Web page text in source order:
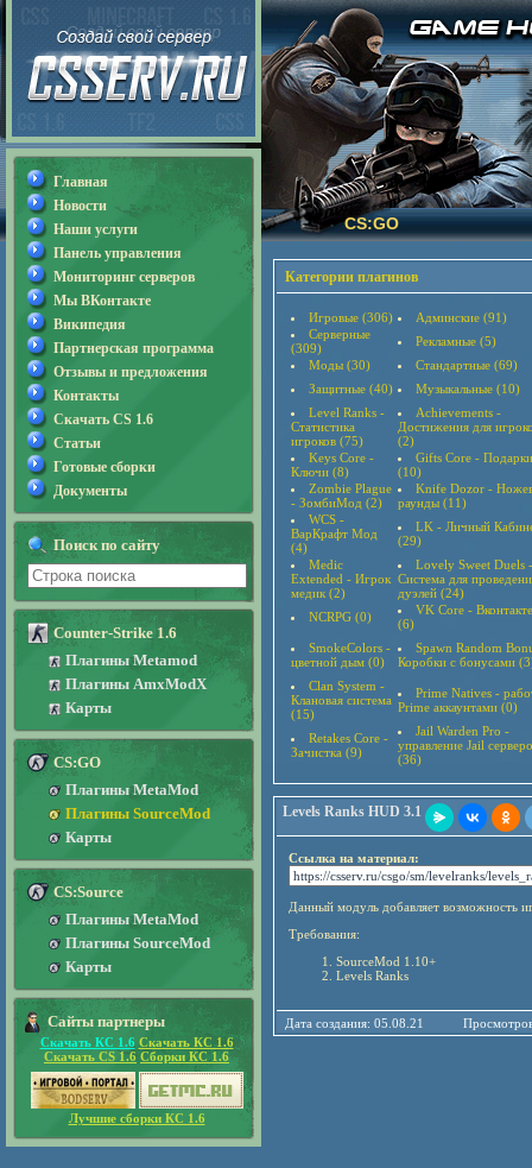
CS:GO
Категории плагинов
Игровые (306)
Админские (91)
Серверные
(309)
Рекламные (5)
Моды (30)
Стандартные (69)
Защитные (40)
Музыкальные (10)
Level Ranks -
Статистика
игроков (75)
Achievements -
Достижения для
(2)
Keys Core -
Ключи (8)
Gifts Core - Подарки
(10)
Zombie Plague
- ЗомбиМод (2)
Knife Dozor -
раунды (11)
WCS -
ВарКрафт Мод
(4)
LK - Личный
(29)
Medic
Extended - Игрок
медик (2)
Lovely Sweet Duels -
Система для
дуэлей (24)
NCRPG (0)
VK Core - Вконтакте
(6)
SmokeColors -
цветной дым (0)
Spawn Random
Коробки с бонусами
Clan System -
Клановая система
(15)
Prime Natives -
Prime аккаунтами (0)
Retakes Core -
Зачистка (9)
Jail Warden Pro -
управление Jail
(36)
Levels Ranks HUD 3.1
Ссылка на материал:
Данный модуль добавляет возможность
Требования:
SourceMod 1.10+
Levels Ranks
Дата создания: 05.08.21
Главная
Новости
Наши услуги
Панель управления
Мониторинг серверов
Мы ВКонтакте
Википедия
Партнерская программа
Отзывы и предложения
Контакты
Скачать CS 1.6
Статьи
Готовые сборки
Документы
Поиск по сайту
Counter-Strike 1.6
Плагины Metamod
Плагины AmxModX
Карты
CS:GO
Плагины MetaMod
Плагины SourceMod
Карты
CS:Source
Плагины MetaMod
Плагины SourceMod
Карты
Сайты партнеры
Скачать КС 1.6 Скачать КС 1.6
Скачать CS 1.6 Сборки КС 1.6
Лучшие сборки КС 1.6